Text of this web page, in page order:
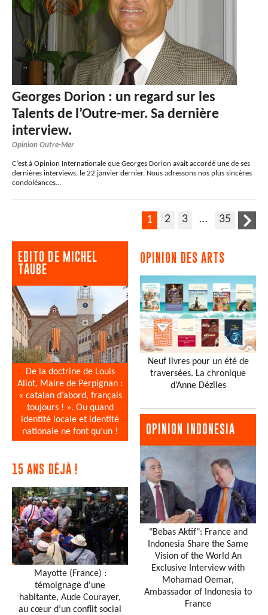
Georges Dorion : un regard sur les
Talents de l’Outre-mer. Sa dernière
interview.
Opinion Outre-Mer
C’est à Opinion Internationale que Georges Dorion avait accordé une de ses
dernières interviews, le 22 janvier dernier. Nous adressons nos plus sincères
condoléances…
1 2 3 … 35
EDITO DE MICHEL
TAUBE
De la doctrine de Louis
Aliot, Maire de Perpignan :
« catalan d’abord, français
toujours ! ». Ou quand
identité locale et identité
nationale ne font qu’un !
15 ANS DÉJÀ !
Mayotte (France) :
témoignage d'une
habitante, Aude Courayer,
au cœur d’un conflit social
OPINION DES ARTS
Neuf livres pour un été de
traversées. La chronique
d’Anne Dézîles
OPINION INDONESIA
"Bebas Aktif": France and
Indonesia Share the Same
Vision of the World An
Exclusive Interview with
Mohamad Oemar,
Ambassador of Indonesia to
France